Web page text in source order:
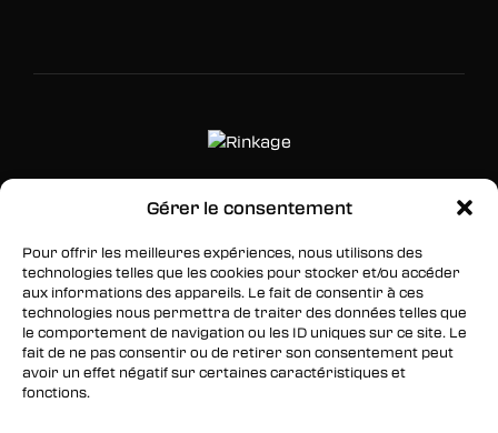
Gérer le consentement
Pour offrir les meilleures expériences, nous utilisons des
technologies telles que les cookies pour stocker et/ou accéder
aux informations des appareils. Le fait de consentir à ces
technologies nous permettra de traiter des données telles que
le comportement de navigation ou les ID uniques sur ce site. Le
fait de ne pas consentir ou de retirer son consentement peut
avoir un effet négatif sur certaines caractéristiques et
fonctions.
SUIVEZ-NOUS
Facebook
Twitter
Instagram